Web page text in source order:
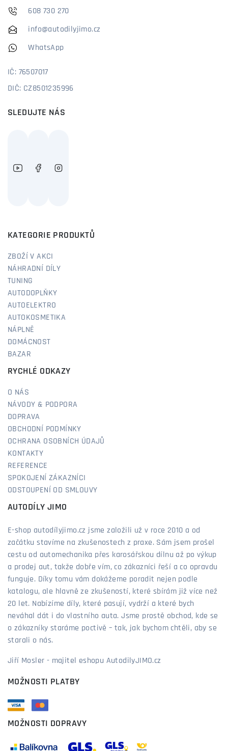
608 730 270
info@autodilyjimo.cz
WhatsApp
IČ: 76507017
DIČ: CZ8501235996
SLEDUJTE NÁS
KATEGORIE PRODUKTŮ
ZBOŽÍ V AKCI
NÁHRADNÍ DÍLY
TUNING
AUTODOPLŇKY
AUTOELEKTRO
AUTOKOSMETIKA
NÁPLNĚ
DOMÁCNOST
BAZAR
RYCHLÉ ODKAZY
O NÁS
NÁVODY & PODPORA
DOPRAVA
OBCHODNÍ PODMÍNKY
OCHRANA OSOBNÍCH ÚDAJŮ
KONTAKTY
REFERENCE
SPOKOJENÍ ZÁKAZNÍCI
ODSTOUPENÍ OD SMLOUVY
AUTODÍLY JIMO
E-shop autodílyjimo.cz jsme založili už v roce 2010 a od
začátku stavíme na zkušenostech z praxe. Sám jsem prošel
cestu od automechanika přes karosářskou dílnu až po výkup
a prodej aut, takže dobře vím, co zákazníci řeší a co opravdu
funguje. Díky tomu vám dokážeme poradit nejen podle
katalogu, ale hlavně ze zkušeností, které sbírám již více než
20 let. Nabízíme díly, které pasují, vydrží a které bych
neváhal dát i do vlastního auta. Jsme prostě obchod, kde se
o zákazníky staráme poctivě – tak, jak bychom chtěli, aby se
starali o nás.
Jiří Mosler - majitel eshopu AutodilyJIMO.cz
MOŽNOSTI PLATBY
MOŽNOSTI DOPRAVY